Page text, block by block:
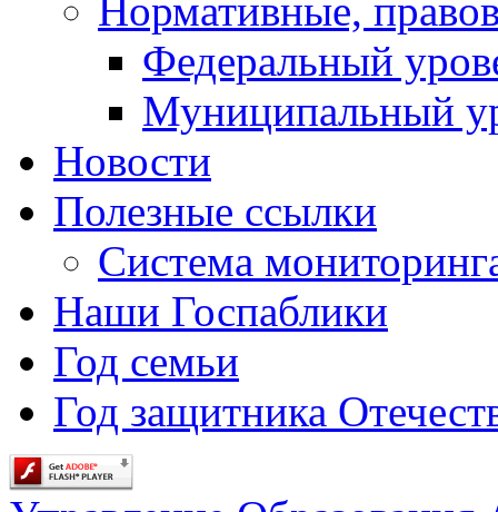
Нормативные,
Федеральный
Муниципальный
Новости
Полезные ссылки
Система
Наши Госпаблики
Год семьи
Год защитника